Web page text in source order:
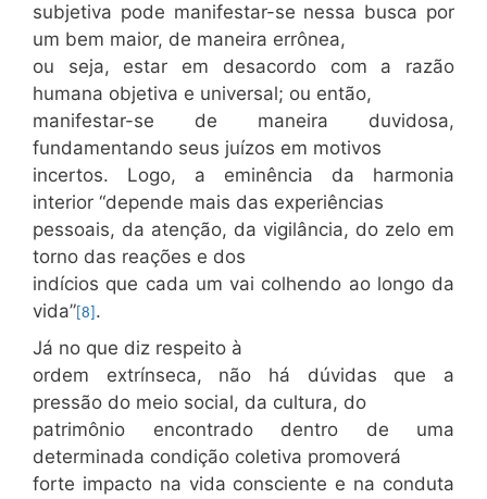
subjetiva pode manifestar-se nessa busca por
um bem maior, de maneira errônea,
ou seja, estar em desacordo com a razão
humana objetiva e universal; ou então,
manifestar-se de maneira duvidosa,
fundamentando seus juízos em motivos
incertos. Logo, a eminência da harmonia
interior “depende mais das experiências
pessoais, da atenção, da vigilância, do zelo em
torno das reações e dos
indícios que cada um vai colhendo ao longo da
vida” [8] .
Já no que diz respeito à
ordem extrínseca, não há dúvidas que a
pressão do meio social, da cultura, do
patrimônio encontrado dentro de uma
determinada condição coletiva promoverá
forte impacto na vida consciente e na conduta